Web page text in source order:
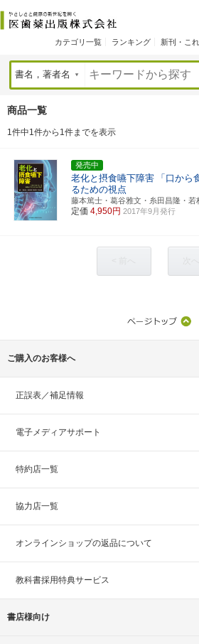
カテゴリ一覧 ランキング 新刊・こ
商品一覧
1件中1件から1件までを表示
発売中
老化と摂食嚥下障害
「口から
るための視点
藤本篤士・葛谷雅文・糸田昌隆・
定価 4,950円 2017年9月発行
ご購入のお客様へ
正誤表／補足情報
電子メディアサポート
特約店一覧
協力店一覧
オンラインショップの返品について
教科書採用特典サービス
書店様向け